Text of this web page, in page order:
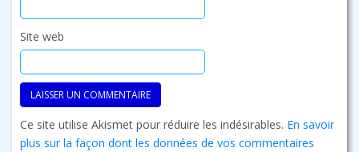
Site web
Ce site utilise Akismet pour réduire les indésirables. En savoir
plus sur la façon dont les données de vos commentaires